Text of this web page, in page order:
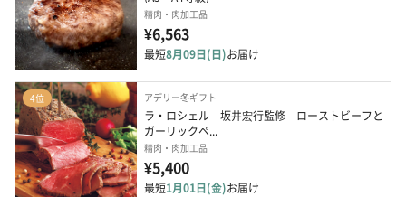
精肉・肉加工品
¥6,563
最短8月09日(日)お届け
4位 アデリー冬ギフト
ラ・ロシェル　坂井宏行監修　ローストビーフと
ガーリックペ...
精肉・肉加工品
¥5,400
最短1月01日(金)お届け